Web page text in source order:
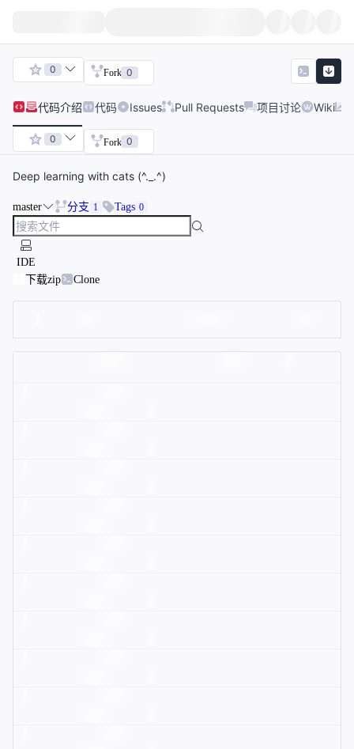
0 Fork 0
代码介绍 代码 Issues Pull Requests 项目讨论 Wiki
0 Fork 0
Deep learning with cats (^._.^)
master 分支 1 Tags 0
IDE
下载zip
Clone